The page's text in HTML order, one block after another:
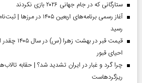
ستارگانی که در جام جهانی ۲۰۲۶ بازی نکردند
رسید
قیمت قبر در
احیای قبور
چرا گرد و غبار در ایران تشدید شد؟ | حقابه
ریزگردهاست